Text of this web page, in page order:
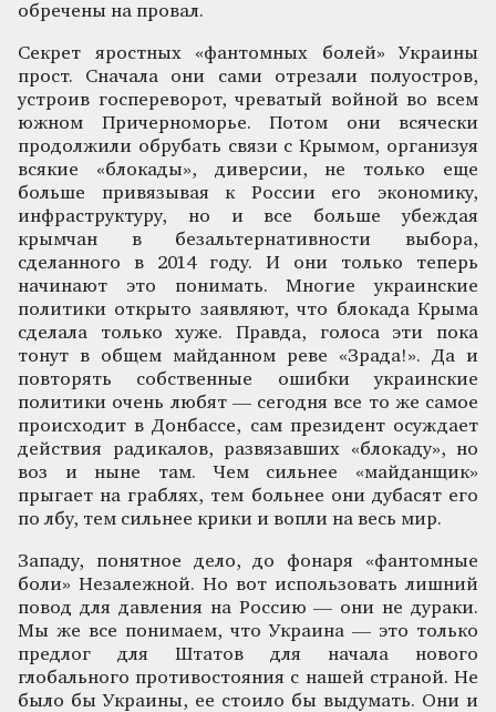
обречены на провал.
Секрет яростных «фантомных болей» Украины
прост. Сначала они сами отрезали полуостров,
устроив госпереворот, чреватый войной во всем
южном Причерноморье. Потом они всячески
продолжили обрубать связи с Крымом, организуя
всякие «блокады», диверсии, не только еще
больше привязывая к России его экономику,
инфраструктуру, но и все больше убеждая
крымчан в безальтернативности выбора,
сделанного в 2014 году. И они только теперь
начинают это понимать. Многие украинские
политики открыто заявляют, что блокада Крыма
сделала только хуже. Правда, голоса эти пока
тонут в общем майданном реве «Зрада!». Да и
повторять собственные ошибки украинские
политики очень любят — сегодня все то же самое
происходит в Донбассе, сам президент осуждает
действия радикалов, развязавших «блокаду», но
воз и ныне там. Чем сильнее «майданщик»
прыгает на граблях, тем больнее они дубасят его
по лбу, тем сильнее крики и вопли на весь мир.
Западу, понятное дело, до фонаря «фантомные
боли» Незалежной. Но вот использовать лишний
повод для давления на Россию — они не дураки.
Мы же все понимаем, что Украина — это только
предлог для Штатов для начала нового
глобального противостояния с нашей страной. Не
было бы Украины, ее стоило бы выдумать. Они и